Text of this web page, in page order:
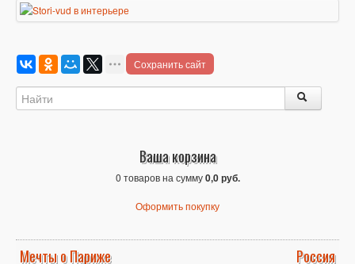
Сохранить сайт
Ваша корзина
0 товаров на сумму0,0 руб.
Оформить покупку
Мечты о Париже Россия